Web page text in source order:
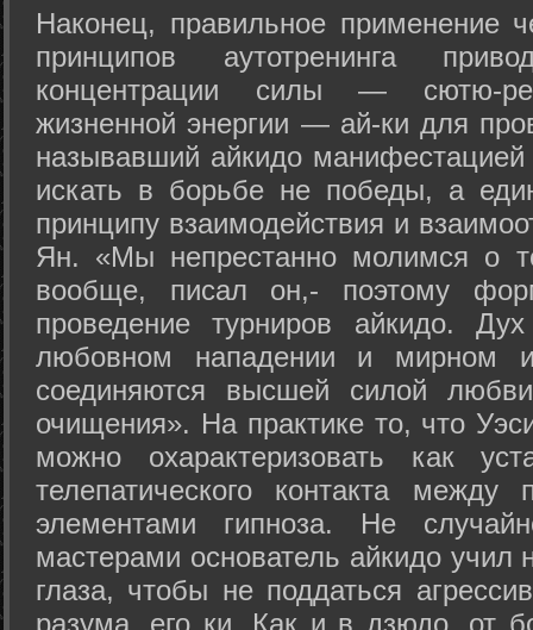
Наконец, правильное применение
принципов аутотренинга
концентрации силы — сютю-
жизненной энергии — ай-ки для
называвший айкидо
искать в борьбе не победы, а
принципу взаимодействия и
Ян. «Мы непрестанно молимся о
вообще, писал он,- поэтому
проведение турниров айкидо.
любовном нападении и мирном
соединяются высшей силой
очищения». На практике то, что
можно охарактеризовать как
телепатического контакта между
элементами гипноза. Не
мастерами основатель айкидо учил
глаза, чтобы не поддаться
разума, его ки. Как и в дзюдо, от